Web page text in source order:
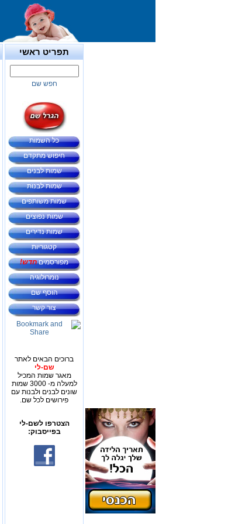
תפריט ראשי
חפש שם
כל השמות
חיפוש מתקדם
שמות לבנים
שמות לבנות
שמות משותפים
שמות נפוצים
שמות נדירים
קטגוריות
מפורסמיםחדש!
נומרולוגיה
הוסף שם
צור קשר
ברוכים הבאים לאתר
שם-לי
מאגר שמות המכיל
למעלה מ- 3000 שמות
שונים לבנים ולבנות עם
פירושים לכל שם.
הצטרפו לשם-לי
בפייסבוק: